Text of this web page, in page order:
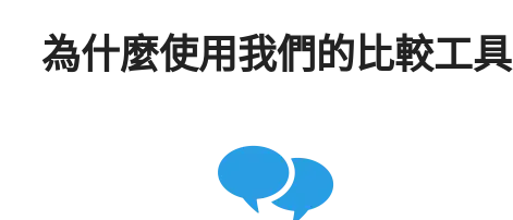
為什麼使用我們的比較工具